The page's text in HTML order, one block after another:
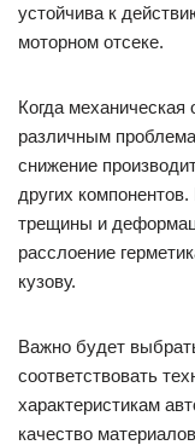
устойчива к
моторном отсеке.
Когда механическая
различным
снижение
других
трещины и
расслоение
кузову.
Важно будет
соответствовать
характеристикам
качество